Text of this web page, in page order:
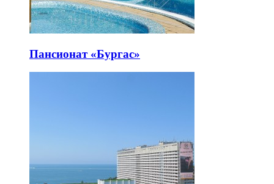
Пансионат «Бургас»